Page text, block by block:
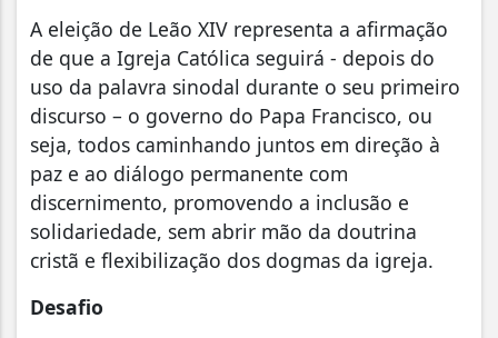
A eleição de Leão XIV representa a afirmação
de que a Igreja Católica seguirá - depois do
uso da palavra sinodal durante o seu primeiro
discurso – o governo do Papa Francisco, ou
seja, todos caminhando juntos em direção à
paz e ao diálogo permanente com
discernimento, promovendo a inclusão e
solidariedade, sem abrir mão da doutrina
cristã e flexibilização dos dogmas da igreja.
Desafio